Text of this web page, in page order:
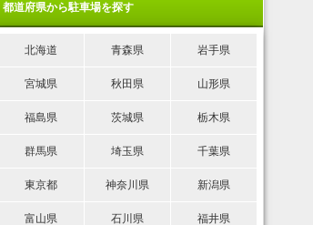
都道府県から駐車場を探す
北海道 青森県 岩手県
宮城県 秋田県 山形県
福島県 茨城県 栃木県
群馬県 埼玉県 千葉県
東京都 神奈川県 新潟県
富山県 石川県 福井県